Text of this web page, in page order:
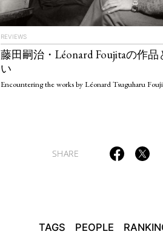
REVIEWS
藤田嗣治・Léonard Foujitaの作品
い
Encountering the works by Léonard Tsuguharu
SHARE
TAGS PEOPLE